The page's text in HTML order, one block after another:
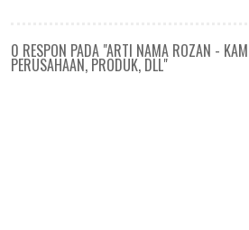
0 RESPON PADA "ARTI NAMA ROZAN -
PERUSAHAAN, PRODUK, DLL"